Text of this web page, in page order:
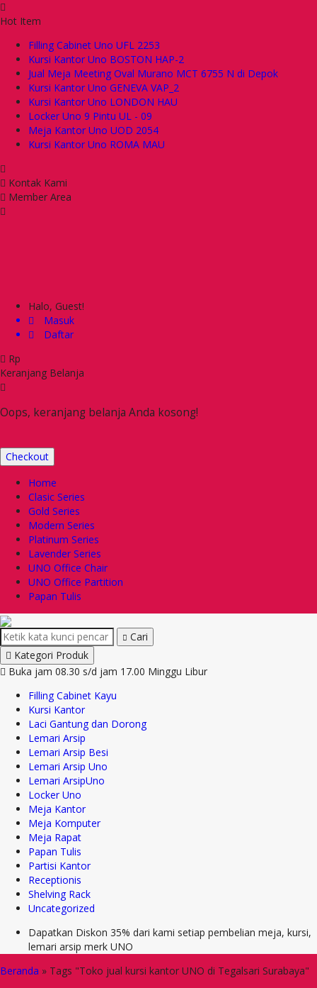
Hot Item
Filling Cabinet Uno UFL 2253
Kursi Kantor Uno BOSTON HAP-2
Jual Meja Meeting Oval Murano MCT 6755 N di Depok
Kursi Kantor Uno GENEVA VAP_2
Kursi Kantor Uno LONDON HAU
Locker Uno 9 Pintu UL - 09
Meja Kantor Uno UOD 2054
Kursi Kantor Uno ROMA MAU
Kontak Kami
Member Area
Halo, Guest!
Masuk
Daftar
Rp
Keranjang Belanja
Oops, keranjang belanja Anda kosong!
Checkout
Home
Clasic Series
Gold Series
Modern Series
Platinum Series
Lavender Series
UNO Office Chair
UNO Office Partition
Papan Tulis
Cari
Kategori Produk
Buka jam 08.30 s/d jam 17.00 Minggu Libur
Filling Cabinet Kayu
Kursi Kantor
Laci Gantung dan Dorong
Lemari Arsip
Lemari Arsip Besi
Lemari Arsip Uno
Lemari ArsipUno
Locker Uno
Meja Kantor
Meja Komputer
Meja Rapat
Papan Tulis
Partisi Kantor
Receptionis
Shelving Rack
Uncategorized
Dapatkan Diskon 35% dari kami setiap pembelian meja, kursi,
lemari arsip merk UNO
Beranda » Tags "Toko jual kursi kantor UNO di Tegalsari Surabaya"